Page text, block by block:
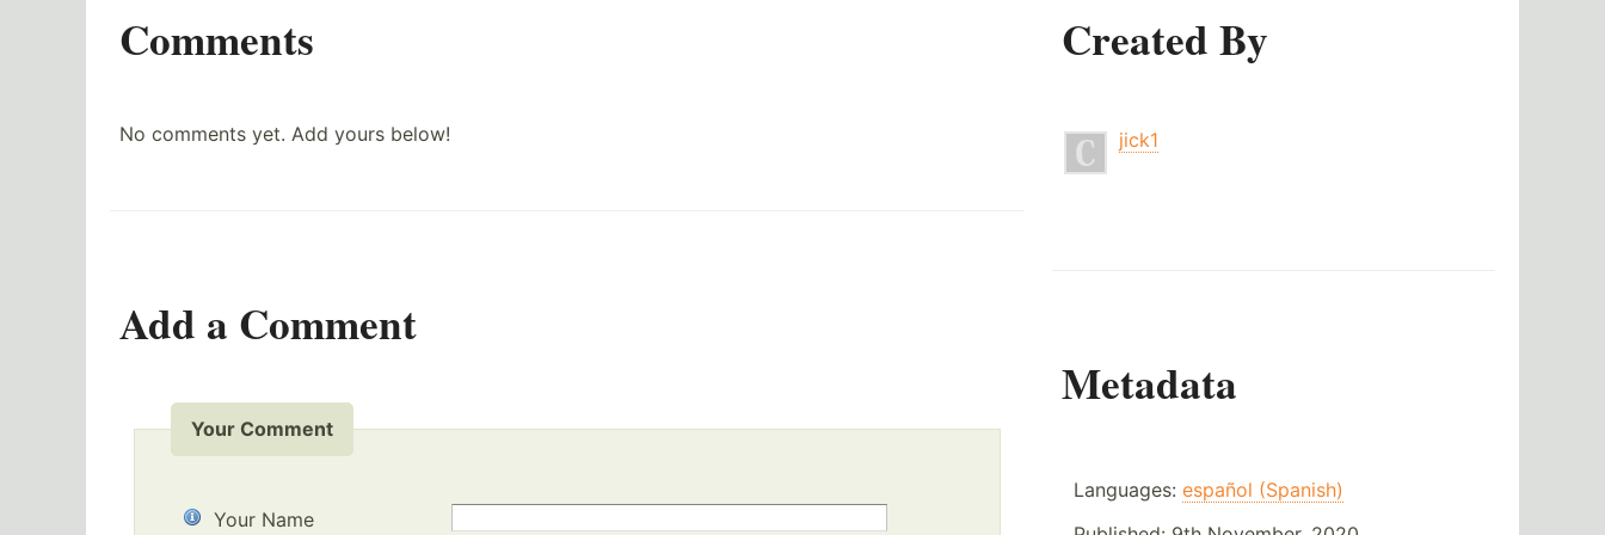
Created By
jick1
Metadata
Languages: español (Spanish)
Comments
No comments yet. Add yours below!
Add a Comment
Your Comment
Your Name